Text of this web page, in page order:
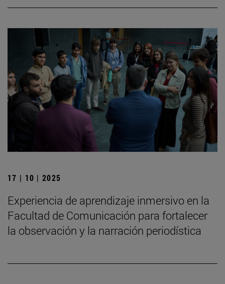
17 | 10 | 2025
Experiencia de aprendizaje inmersivo en la
Facultad de Comunicación para fortalecer
la observación y la narración periodística